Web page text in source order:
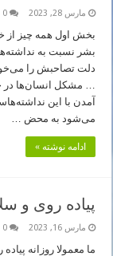
مارس 28, 2023 0
بخش اول همه چیز از
بشر نسبت به
دلت تصاحبش را
… مشکل انسان‌ها در
آمدن با این
می‌شود به محض …
ادامه نوشته »
پیاده روی و
مارس 16, 2023 0
ما معمولا روزانه